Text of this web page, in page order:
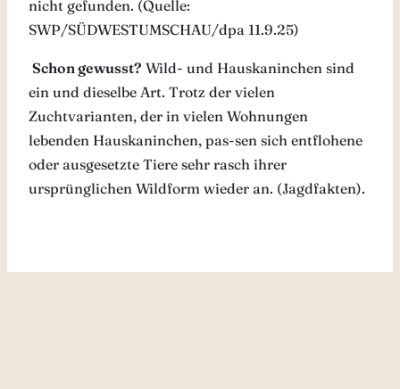
nicht gefunden. (Quelle:
SWP/SÜDWESTUMSCHAU/dpa 11.9.25)
Schon gewusst? Wild- und Hauskaninchen sind
ein und dieselbe Art. Trotz der vielen
Zuchtvarianten, der in vielen Wohnungen
lebenden Hauskaninchen, pas-sen sich entflohene
oder ausgesetzte Tiere sehr rasch ihrer
ursprünglichen Wildform wieder an. (Jagdfakten).